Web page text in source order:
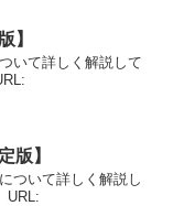
】
いて詳しく解説して
版】
ついて詳しく解説し
URL: